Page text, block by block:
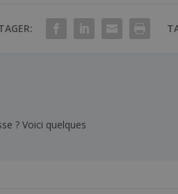
? Voici quelques